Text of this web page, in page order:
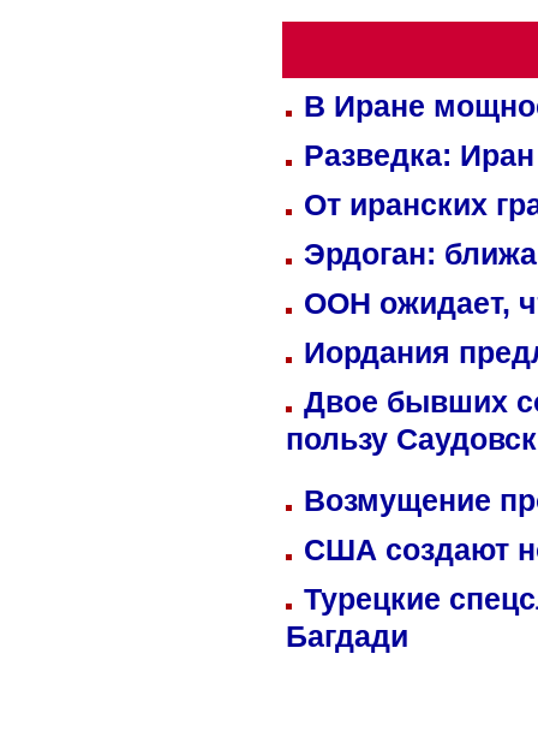
В Иране
Разведка:
От иранских
Эрдоган:
ООН ожидает,
Иордания
Двое бывших
пользу
Возмущение
США создают
Турецкие
Багдади